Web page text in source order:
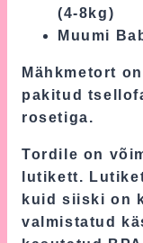
(4-8kg)
Muumi
Mähkmetort
pakitud
rosetiga.
Tordile on
lutikett.
kuid siiski on
valmistatud